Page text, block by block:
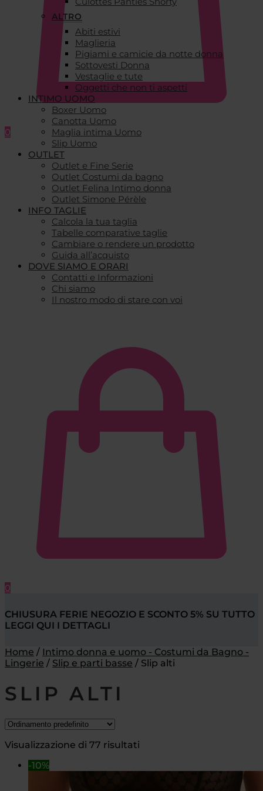
0
ALTRO
Abiti estivi
Maglieria
Pigiami e camicie da notte donna
Sottovesti Donna
Vestaglie e tute
Oggetti che non ti aspetti
INTIMO UOMO
Boxer Uomo
Canotta Uomo
Maglia intima Uomo
Slip Uomo
OUTLET
Outlet e Fine Serie
Outlet Costumi da bagno
Outlet Felina Intimo donna
Outlet Simone Pérèle
INFO TAGLIE
Calcola la tua taglia
Tabelle comparative taglie
Cambiare o rendere un prodotto
Guida all’acquisto
DOVE SIAMO E ORARI
Contatti e Informazioni
Chi siamo
Il nostro modo di stare con voi
0
CHIUSURA FERIE NEGOZIO E SCONTO 5% SU TUTTO
LEGGI QUI I DETTAGLI
Home / Intimo donna e uomo - Costumi da Bagno -
Lingerie / Slip e parti basse / Slip alti
SLIP ALTI
Visualizzazione di 77 risultati
-10%